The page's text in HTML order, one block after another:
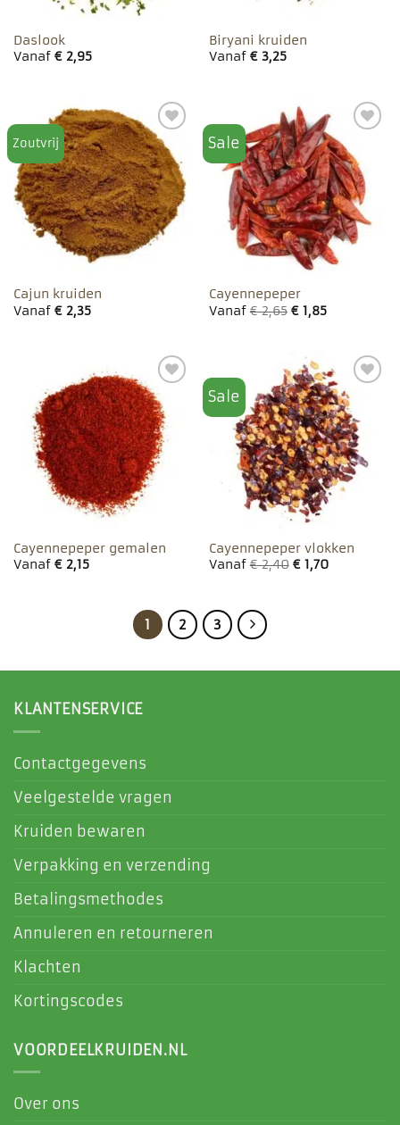
Daslook
Vanaf €2,95
Biryani kruiden
Vanaf €3,25
Zoutvrij
Toevoegen
aan
favorieten
Cajun kruiden
Vanaf €2,35
Sale
Toevoegen
aan
favorieten
Cayennepeper
Vanaf€2,65 €1,85
Toevoegen
aan
favorieten
Cayennepeper gemalen
Vanaf €2,15
Sale
Toevoegen
aan
favorieten
Cayennepeper vlokken
Vanaf€2,40 €1,70
1 2 3
KLANTENSERVICE
Contactgegevens
Veelgestelde vragen
Kruiden bewaren
Verpakking en verzending
Betalingsmethodes
Annuleren en retourneren
Klachten
Kortingscodes
VOORDEELKRUIDEN.NL
Over ons